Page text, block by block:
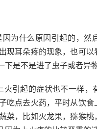
为什么原因引起的，然
现耳朵疼的现象，也可
是不是进了虫子或者异物
引起的症状也不一样，
吃点去火药，平时从饮
，比如火龙果，猕猴桃